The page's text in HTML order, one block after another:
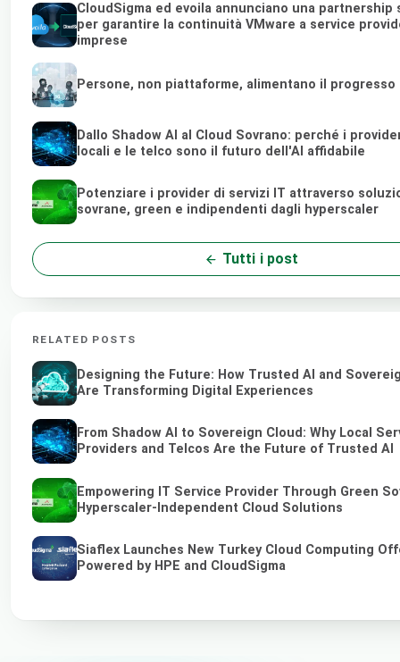
CloudSigma ed evoila annunciano una partnership
per garantire la continuità VMware a service
imprese
Persone, non piattaforme, alimentano il progresso
Dallo Shadow AI al Cloud Sovrano: perché i
locali e le telco sono il futuro dell'AI affidabile
Potenziare i provider di servizi IT attraverso
sovrane, green e indipendenti dagli hyperscaler
Tutti i post
RELATED POSTS
Designing the Future: How Trusted AI and
Are Transforming Digital Experiences
From Shadow AI to Sovereign Cloud: Why Local
Providers and Telcos Are the Future of Trusted AI
Empowering IT Service Provider Through Green
Hyperscaler-Independent Cloud Solutions
Siaflex Launches New Turkey Cloud Computing
Powered by HPE and CloudSigma